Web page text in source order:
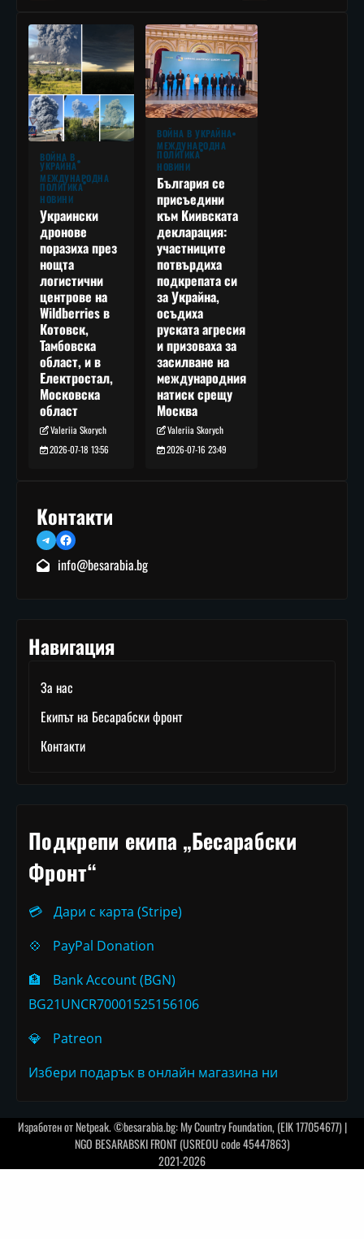
ВОЙНА В
УКРАЙНА
МЕЖДУНАРОДНА
ПОЛИТИКА
НОВИНИ
Украински
дронове
поразиха през
нощта
логистични
центрове на
Wildberries в
Котовск,
Тамбовска
област, и в
Електростал,
Московска
област
Valeriia Skorych
2026-07-18 13:56
ВОЙНА В УКРАЙНА
МЕЖДУНАРОДНА
ПОЛИТИКА
НОВИНИ
България се
присъедини
към Киивската
декларация:
участниците
потвърдиха
подкрепата си
за Украйна,
осъдиха
руската агресия
и призоваха за
засилване на
международния
натиск срещу
Москва
Valeriia Skorych
2026-07-16 23:49
Контакти
TelegramFacebook
info@besarabia.bg
Навигация
За нас
Екипът на Бесарабски фронт
Контакти
Подкрепи екипа „Бесарабски
Фронт“
💳
Дари с карта (Stripe)
💠
PayPal Donation
🏦
Bank Account (BGN)
BG21UNCR70001525156106
💎
Patreon
Избери подарък в онлайн магазина ни
Изработен отNetpeak. ©besarabia.bg: My Country Foundation, (EIK 177054677) |
NGO BESARABSKI FRONT (USREOU code 45447863)
2021-2026